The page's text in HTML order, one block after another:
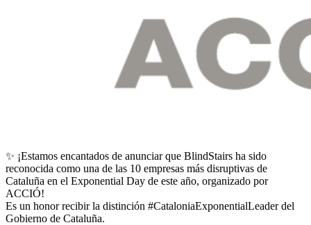
✨ ¡Estamos encantados de anunciar que BlindStairs ha sido
reconocida como una de las 10 empresas más disruptivas de
Cataluña en el Exponential Day de este año, organizado por
ACCIÓ!
Es un honor recibir la distinción #CataloniaExponentialLeader del
Gobierno de Cataluña.